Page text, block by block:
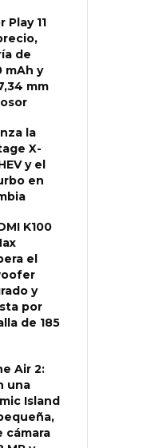
Play 11
de
mAh y
mm
la
X-
y el
en
K100
el
y
por
de 185
Air 2:
una
Island
cámara